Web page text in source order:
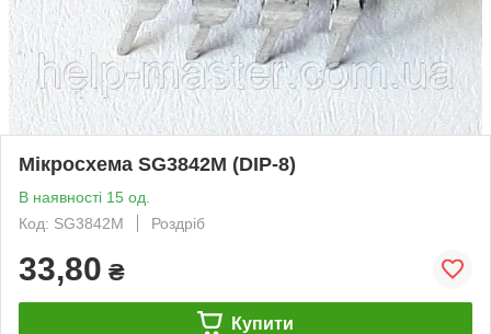
Мікросхема SG3842M (DIP-8)
В наявності 15 од.
Код: SG3842M
Роздріб
33,80 ₴
Купити